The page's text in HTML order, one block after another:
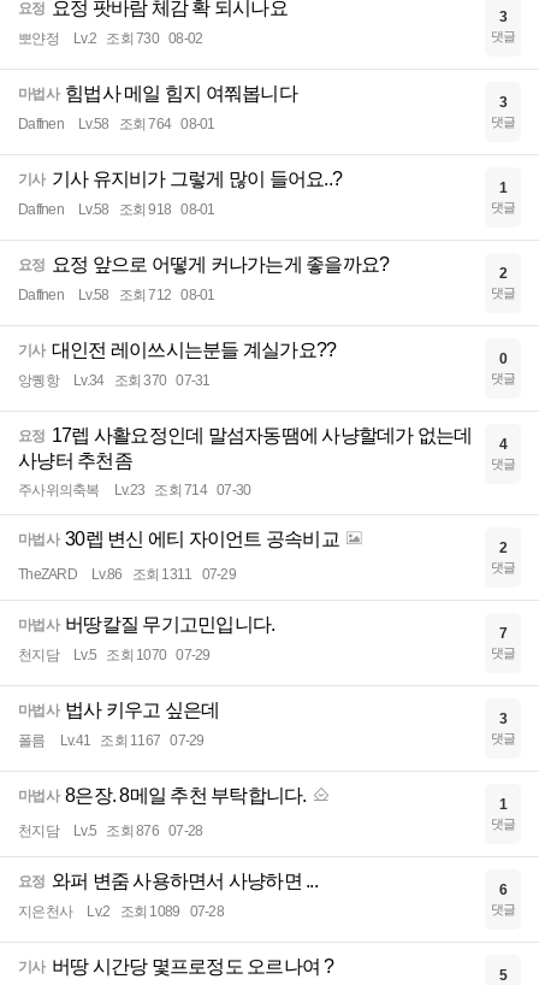
요정 요정 팟바람 체감 확 되시나요
뽀얀정 Lv.2 조회 730 08-02
3
댓글
마법사 힘법사 메일 힘지 여쭤봅니다
Daffnen Lv.58 조회 764 08-01
3
댓글
기사 기사 유지비가 그렇게 많이 들어요..?
Daffnen Lv.58 조회 918 08-01
1
댓글
요정 요정 앞으로 어떻게 커나가는게 좋을까요?
Daffnen Lv.58 조회 712 08-01
2
댓글
기사 대인전 레이쓰시는분들 계실가요??
앙퀭항 Lv.34 조회 370 07-31
0
댓글
요정 17렙 사활요정인데 말섬자동땜에 사냥할데가 없는데
사냥터 추천좀
주사위의축복 Lv.23 조회 714 07-30
4
댓글
마법사 30렙 변신 에티 자이언트 공속비교
TheZARD Lv.86 조회 1311 07-29
2
댓글
마법사 버땅칼질 무기고민입니다.
천지담 Lv.5 조회 1070 07-29
7
댓글
마법사 법사 키우고 싶은데
폴름 Lv.41 조회 1167 07-29
3
댓글
마법사 8은장. 8메일 추천 부탁합니다.
천지담 Lv.5 조회 876 07-28
1
댓글
요정 와퍼 변줌 사용하면서 사냥하면 ...
지은천사 Lv.2 조회 1089 07-28
6
댓글
기사 버땅 시간당 몇프로정도 오르나여 ? 5